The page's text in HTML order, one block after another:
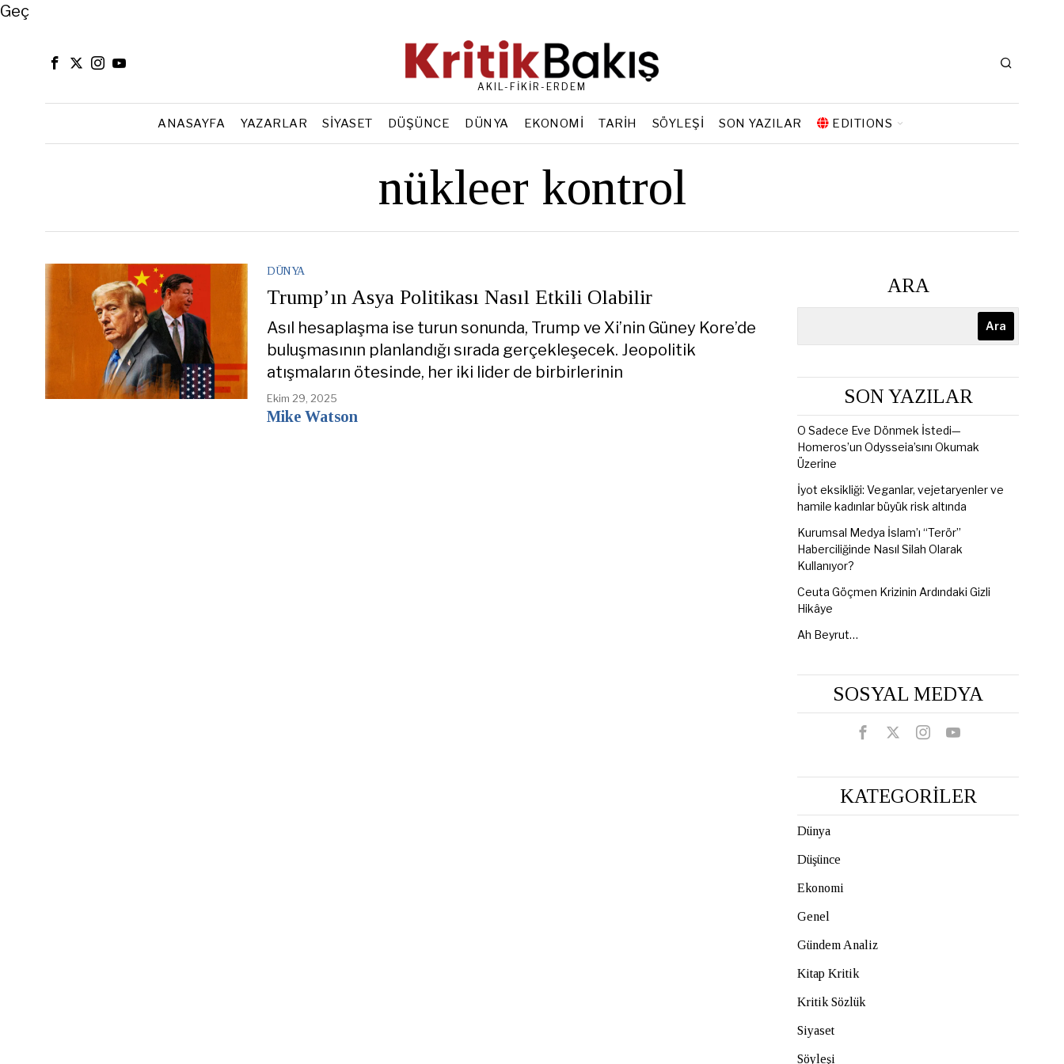
Close
Geç
AKIL-FİKİR-ERDEM
ANASAYFA YAZARLAR SIYASET DÜŞÜNCE DÜNYA EKONOMI TARIH SÖYLEŞI SON YAZILAR EDITIONS
nükleer kontrol
DÜNYA
Trump’ın Asya Politikası Nasıl Etkili Olabilir
Asıl hesaplaşma ise turun sonunda, Trump ve Xi’nin Güney Kore’de
buluşmasının planlandığı sırada gerçekleşecek. Jeopolitik
atışmaların ötesinde, her iki lider de birbirlerinin
Ekim 29, 2025
Mike Watson
ARA
Ara
SON YAZILAR
O Sadece Eve Dönmek İstedi—
Homeros’un Odysseia’sını Okumak
Üzerine
İyot eksikliği: Veganlar, vejetaryenler ve
hamile kadınlar büyük risk altında
Kurumsal Medya İslam’ı “Terör”
Haberciliğinde Nasıl Silah Olarak
Kullanıyor?
Ceuta Göçmen Krizinin Ardındaki Gizli
Hikâye
Ah Beyrut…
SOSYAL MEDYA
KATEGORİLER
Dünya
Düşünce
Ekonomi
Genel
Gündem Analiz
Kitap Kritik
Kritik Sözlük
Siyaset
Söyleşi